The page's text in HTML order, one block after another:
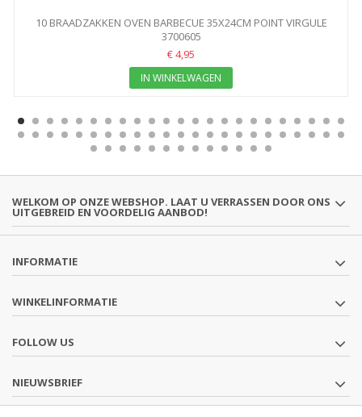
10 BRAADZAKKEN OVEN BARBECUE 35X24CM POINT VIRGULE
3700605
€ 4,95
IN WINKELWAGEN
WELKOM OP ONZE WEBSHOP. LAAT U VERRASSEN DOOR ONS
UITGEBREID EN VOORDELIG AANBOD!
INFORMATIE
WINKELINFORMATIE
FOLLOW US
NIEUWSBRIEF